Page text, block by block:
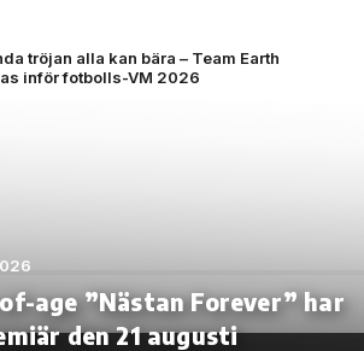
tröjan alla kan bära – Team Earth
inför fotbolls-VM 2026
age ”Nästan Forever” har
den 21 augusti